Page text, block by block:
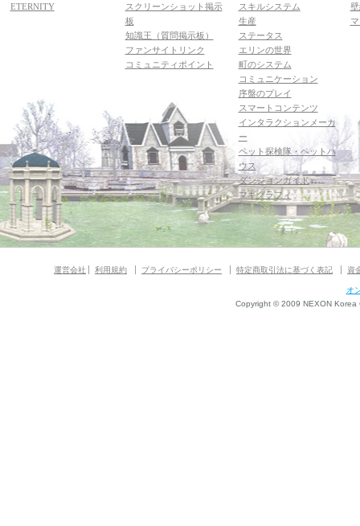
ETERNITY
スクリーンショット掲示
板
知識王（質問掲示板）
ファンサイトリンク
コミュニティポイント
スキルシステム
生産
ステータス
エリンの世界
町のシステム
コミュニケーション
序盤のプレイ
スマートコンテンツ
インタラクションメーカ
ー
ペット探検隊・ペットハ
ウス
ダンジョンガイド
マギグラフィ
運営会社 利用規約 プライバシーポリシー 特定商取引法に基づく表記 資
オ
Copyright © 2009 NEXON Korea